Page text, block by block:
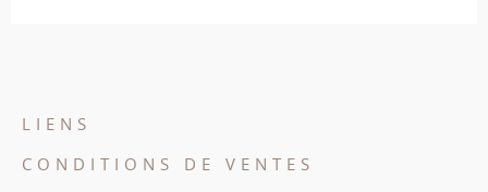
LIENS
CONDITIONS DE VENTES